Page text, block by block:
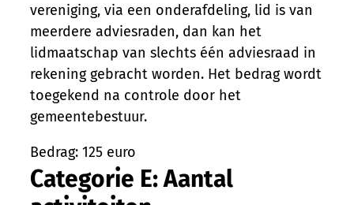
vereniging, via een onderafdeling, lid is van
meerdere adviesraden, dan kan het
lidmaatschap van slechts één adviesraad in
rekening gebracht worden. Het bedrag wordt
toegekend na controle door het
gemeentebestuur.
Bedrag: 125 euro
Categorie E: Aantal